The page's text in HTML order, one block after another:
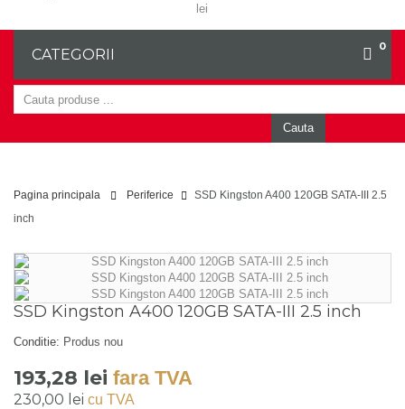
lei
CATEGORII
Cauta
0
Pagina principala Periferice
SSD Kingston A400 120GB SATA-III 2.5
inch
SSD Kingston A400 120GB SATA-III 2.5 inch
Conditie: Produs nou
193,28 lei fara TVA
230,00 lei cu TVA